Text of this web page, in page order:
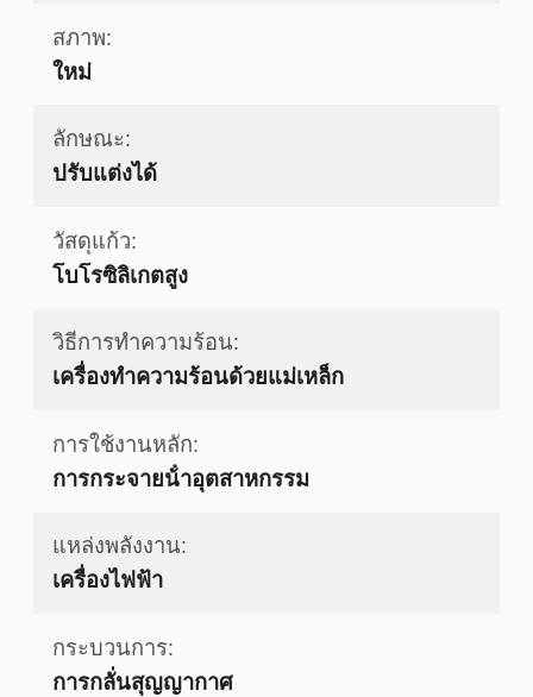
สภาพ:
ใหม่
ลักษณะ:
ปรับแต่งได้
วัสดุแก้ว:
โบโรซิลิเกตสูง
วิธีการทำความร้อน:
เครื่องทําความร้อนด้วยแม่เหล็ก
การใช้งานหลัก:
การกระจายน้ําอุตสาหกรรม
แหล่งพลังงาน:
เครื่องไฟฟ้า
กระบวนการ:
การกลั่นสุญญากาศ